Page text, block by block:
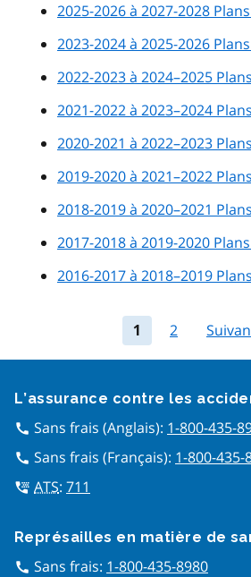
2025-2026 à 2027-2028
2023-2024 à 2025-2026
2022-2023 à 2024–2025
2021-2022 à 2023–2024
2020-2021 à 2022–2023
2019-2020 à 2021–2022
2018-2019 à 2020–2021
2017-2018 à 2019-2020
2016-2017 à 2018–2019
1 2
L’assurance contre les
call Sans frais (Anglais): 1-800-435-
call Sans frais (Français): 1-800-435-
tty ATS: 711
Représailles en matière de
call Sans frais: 1-800-435-8980